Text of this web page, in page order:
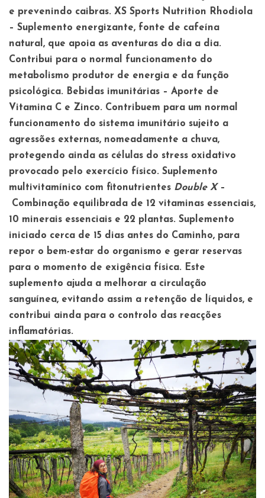
e prevenindo caibras. XS Sports Nutrition Rhodiola
– Suplemento energizante, fonte de cafeína
natural, que apoia as aventuras do dia a dia.
Contribui para o normal funcionamento do
metabolismo produtor de energia e da função
psicológica. Bebidas imunitárias – Aporte de
Vitamina C e Zinco. Contribuem para um normal
funcionamento do sistema imunitário sujeito a
agressões externas, nomeadamente a chuva,
protegendo ainda as células do stress oxidativo
provocado pelo exercício físico. Suplemento
multivitamínico com fitonutrientes Double X–
Combinação equilibrada de 12 vitaminas essenciais,
10 minerais essenciais e 22 plantas. Suplemento
iniciado cerca de 15 dias antes do Caminho, para
repor o bem-estar do organismo e gerar reservas
para o momento de exigência física. Este
suplemento ajuda a melhorar a circulação
sanguínea, evitando assim a retenção de líquidos, e
contribui ainda para o controlo das reacções
inflamatórias.